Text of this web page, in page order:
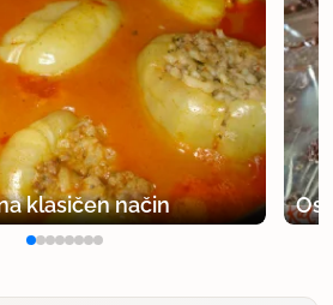
sporočil
na objavo,popravek. Smetana
moko in snegom.
klasičen način